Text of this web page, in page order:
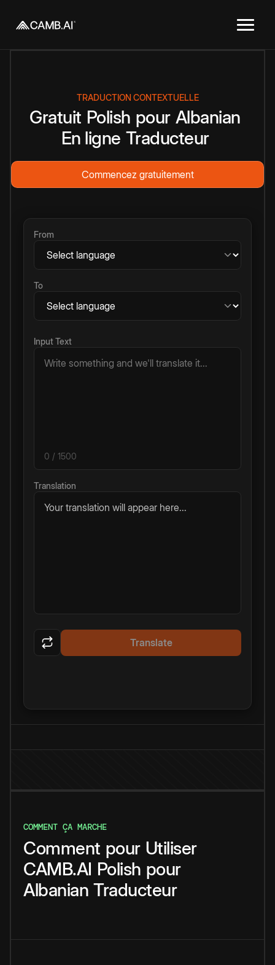
TRADUCTION CONTEXTUELLE
Gratuit Polish pour Albanian
En ligne Traducteur
Commencez gratuitement
From
To
Input Text
0 / 1500
Translation
Your translation will appear here...
Translate
COMMENT ÇA MARCHE
Comment pour Utiliser
CAMB.AI Polish pour
Albanian Traducteur